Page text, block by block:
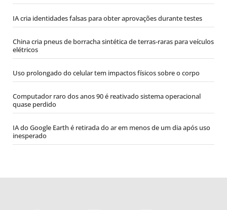
IA cria identidades falsas para obter aprovações durante testes
China cria pneus de borracha sintética de terras-raras para veículos
elétricos
Uso prolongado do celular tem impactos físicos sobre o corpo
Computador raro dos anos 90 é reativado sistema operacional
quase perdido
IA do Google Earth é retirada do ar em menos de um dia após uso
inesperado